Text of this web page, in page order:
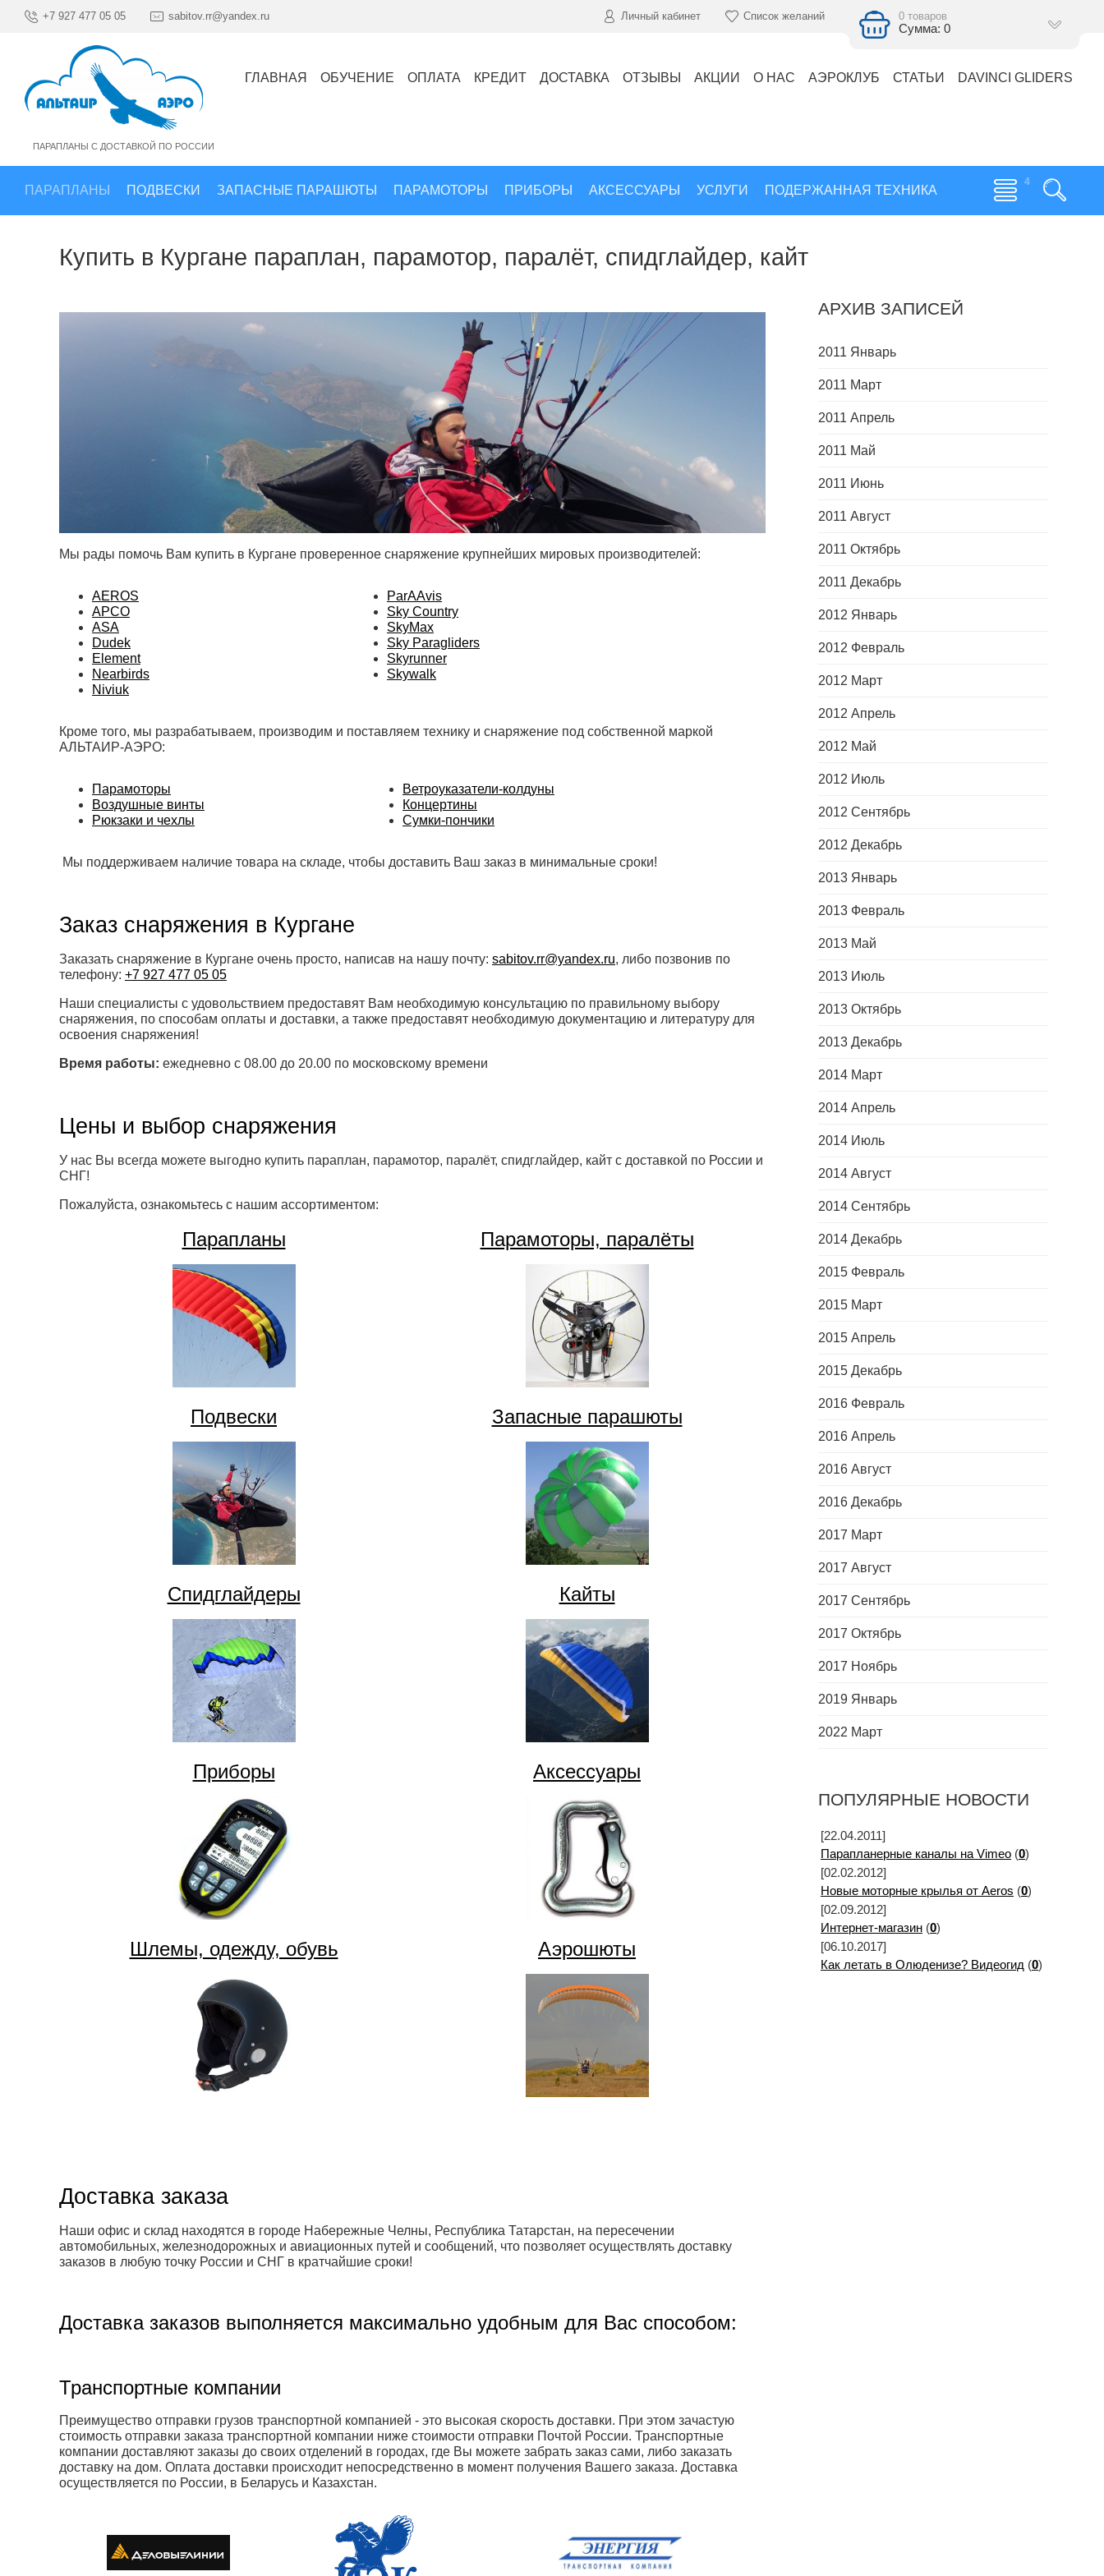
+7 927 477 05 05 sabitov.rr@yandex.ru Личный кабинет Список желаний 0 товаров
Сумма: 0
ПАРАПЛАНЫ С ДОСТАВКОЙ ПО РОССИИ
ГЛАВНАЯ ОБУЧЕНИЕ ОПЛАТА КРЕДИТ ДОСТАВКА ОТЗЫВЫ АКЦИИ О НАС АЭРОКЛУБ СТАТЬИ DAVINCI GLIDERS
ПАРАПЛАНЫ ПОДВЕСКИ ЗАПАСНЫЕ ПАРАШЮТЫ ПАРАМОТОРЫ ПРИБОРЫ АКСЕССУАРЫ УСЛУГИ ПОДЕРЖАННАЯ ТЕХНИКА
Купить в Кургане параплан, парамотор, паралёт, спидглайдер, кайт
Мы рады помочь Вам купить в Кургане проверенное снаряжение крупнейших мировых производителей:
AEROS
APCO
ASA
Dudek
Element
Nearbirds
Niviuk
ParAAvis
Sky Country
SkyMax
Sky Paragliders
Skyrunner
Skywalk
Кроме того, мы разрабатываем, производим и поставляем технику и снаряжение под собственной маркой
АЛЬТАИР-АЭРО:
Парамоторы
Воздушные винты
Рюкзаки и чехлы
Ветроуказатели-колдуны
Концертины
Сумки-пончики
Мы поддерживаем наличие товара на складе, чтобы доставить Ваш заказ в минимальные сроки!
Заказ снаряжения в Кургане
Заказать снаряжение в Кургане очень просто, написав на нашу почту: sabitov.rr@yandex.ru, либо позвонив по
телефону: +7 927 477 05 05
Наши специалисты с удовольствием предоставят Вам необходимую консультацию по правильному выбору
снаряжения, по способам оплаты и доставки, а также предоставят необходимую документацию и литературу для
освоения снаряжения!
Время работы: ежедневно с 08.00 до 20.00 по московскому времени
Цены и выбор снаряжения
У нас Вы всегда можете выгодно купить параплан, парамотор, паралёт, спидглайдер, кайт с доставкой по России и
СНГ!
Пожалуйста, ознакомьтесь с нашим ассортиментом:
Парапланы Парамоторы, паралёты
Подвески Запасные парашюты
Спидглайдеры Кайты
Приборы Аксессуары
Шлемы, одежду, обувь Аэрошюты
Доставка заказа
Наши офис и склад находятся в городе Набережные Челны, Республика Татарстан, на пересечении
автомобильных, железнодорожных и авиационных путей и сообщений, что позволяет осуществлять доставку
заказов в любую точку России и СНГ в кратчайшие сроки!
Доставка заказов выполняется максимально удобным для Вас способом:
Транспортные компании
Преимущество отправки грузов транспортной компанией - это высокая скорость доставки. При этом зачастую
стоимость отправки заказа транспортной компании ниже стоимости отправки Почтой России. Транспортные
компании доставляют заказы до своих отделений в городах, где Вы можете забрать заказ сами, либо заказать
доставку на дом. Оплата доставки происходит непосредственно в момент получения Вашего заказа. Доставка
осуществляется по России, в Беларусь и Казахстан.
АРХИВ ЗАПИСЕЙ
2011 Январь
2011 Март
2011 Апрель
2011 Май
2011 Июнь
2011 Август
2011 Октябрь
2011 Декабрь
2012 Январь
2012 Февраль
2012 Март
2012 Апрель
2012 Май
2012 Июль
2012 Сентябрь
2012 Декабрь
2013 Январь
2013 Февраль
2013 Май
2013 Июль
2013 Октябрь
2013 Декабрь
2014 Март
2014 Апрель
2014 Июль
2014 Август
2014 Сентябрь
2014 Декабрь
2015 Февраль
2015 Март
2015 Апрель
2015 Декабрь
2016 Февраль
2016 Апрель
2016 Август
2016 Декабрь
2017 Март
2017 Август
2017 Сентябрь
2017 Октябрь
2017 Ноябрь
2019 Январь
2022 Март
ПОПУЛЯРНЫЕ НОВОСТИ
[22.04.2011]
Парапланерные каналы на Vimeo (0)
[02.02.2012]
Новые моторные крылья от Aeros (0)
[02.09.2012]
Интернет-магазин (0)
[06.10.2017]
Как летать в Олюденизе? Видеогид (0)